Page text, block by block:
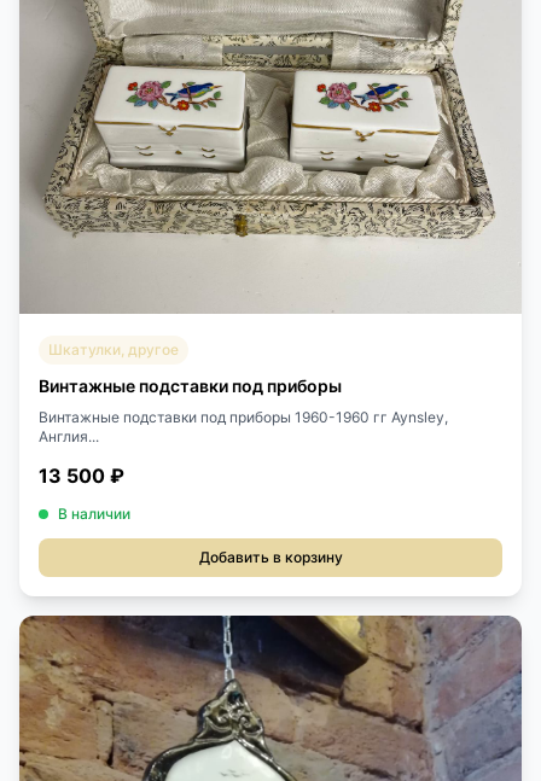
Шкатулки, другое
Винтажные подставки под приборы
Винтажные подставки под приборы 1960-1960 гг Aynsley,
Англия...
13 500 ₽
В наличии
Добавить в корзину